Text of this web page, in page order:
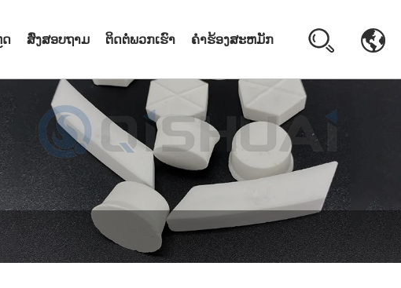
ດ ສົ່ງສອບຖາມ ຕິດຕໍ່ພວກເຮົາ ຄໍາຮ້ອງສະຫມັກ